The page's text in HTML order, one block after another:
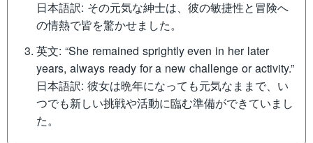
日本語訳: その元気な紳士は、彼の敏捷性と冒険へ
の情熱で皆を驚かせました。
英文: “She remained sprightly even in her later
years, always ready for a new challenge or activity.”
日本語訳: 彼女は晩年になっても元気なままで、い
つでも新しい挑戦や活動に臨む準備ができていまし
た。